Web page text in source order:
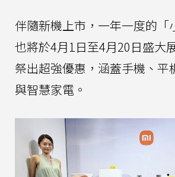
伴隨新機上市，一年一度的「
也將於4月1日至4月20日盛大
祭出超強優惠，涵蓋手機、平
與智慧家電。